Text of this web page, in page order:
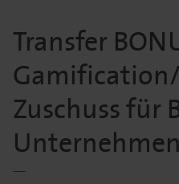
Transfer
Gamification/
Zuschuss für
Unternehmen